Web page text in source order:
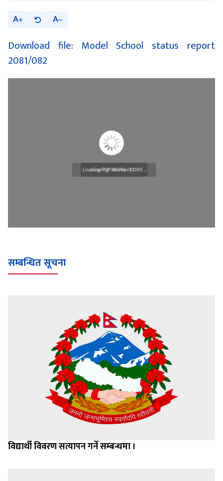
A A
Download file: Model School status report
2081/082
Loading WEBGL 3D ...
Loading PDF Worker CORS ...
सम्बन्धित सूचना
विद्यार्थी विवरण सत्यापन गर्ने सम्बन्धमा ।